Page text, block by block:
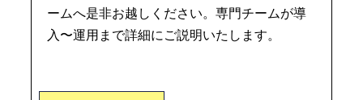
ームへ是非お越しください。専門チームが導
入〜運用まで詳細にご説明いたします。